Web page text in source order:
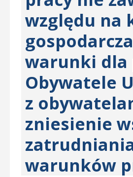
względu na
warunki dla
Obywatele
z
zniesienie
warunków